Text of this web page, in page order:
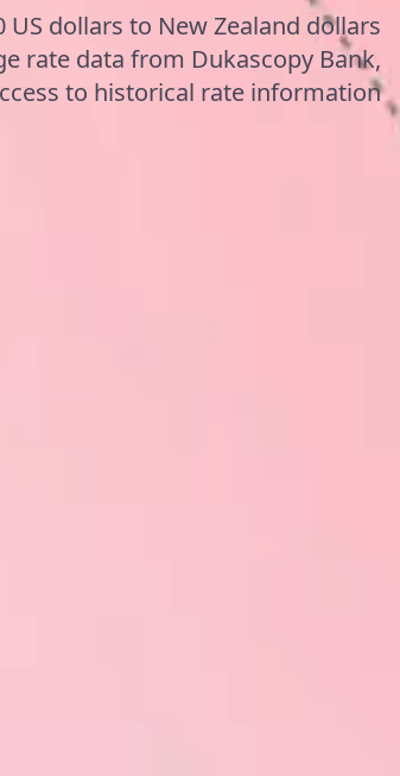
dollars to New Zealand dollars
rate data from Dukascopy Bank,
to historical rate information.